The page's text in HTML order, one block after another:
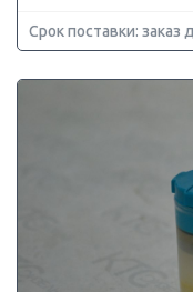
Срок поставки: заказ